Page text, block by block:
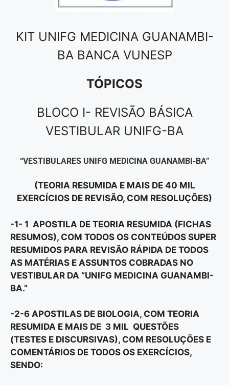
KIT UNIFG MEDICINA GUANAMBI-
BA BANCA VUNESP
TÓPICOS
BLOCO I- REVISÃO BÁSICA
VESTIBULAR UNIFG-BA
“VESTIBULARES UNIFG MEDICINA GUANAMBI-BA”
(TEORIA RESUMIDA E MAIS DE 40 MIL
EXERCÍCIOS DE REVISÃO, COM RESOLUÇÕES)
-1- 1 APOSTILA DE TEORIA RESUMIDA (FICHAS
RESUMOS), COM TODOS OS CONTEÚDOS SUPER
RESUMIDOS PARA REVISÃO RÁPIDA DE TODOS
AS MATÉRIAS E ASSUNTOS COBRADAS NO
VESTIBULAR DA “UNIFG MEDICINA GUANAMBI-
BA.”
-2-6 APOSTILAS DE BIOLOGIA, COM TEORIA
RESUMIDA E MAIS DE 3 MIL QUESTÕES
(TESTES E DISCURSIVAS), COM RESOLUÇÕES E
COMENTÁRIOS DE TODOS OS EXERCÍCIOS,
SENDO: